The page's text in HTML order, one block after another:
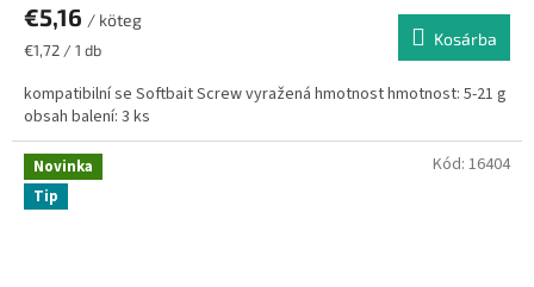
€5,16 / köteg
Egységár:
€1,72 / 1 db
Kosárba
kompatibilní se Softbait Screw vyražená hmotnost hmotnost: 5-21 g
obsah balení: 3 ks
Novinka
Tip
Kód: 16404